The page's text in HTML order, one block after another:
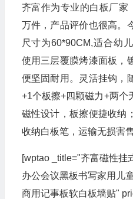
齐富作为专业的白板厂家
万件，产品评价也很高。
尺寸为60*90CM,适合幼
使用三层覆膜烤漆面板，
便坚固耐用。灵活挂钩，
+1个板擦+四颗磁力+两个
磁性设计，板擦便捷收纳
收纳白板笔，运输无损害
[wptao _title="齐富磁性挂
办公会议黑板书写家用儿
商用记事板软白板墙贴"